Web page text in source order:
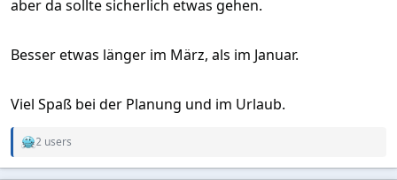
aber da sollte sicherlich etwas gehen.
Besser etwas länger im März, als im Januar.
Viel Spaß bei der Planung und im Urlaub.
R
2 users